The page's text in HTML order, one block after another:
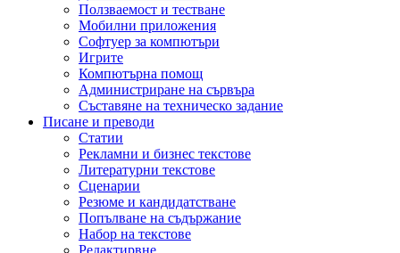
Ползваемост и тестване
Мобилни приложения
Софтуер за компютъри
Игрите
Компютърна помощ
Администриране на сървъра
Съставяне на техническо задание
Писане и преводи
Статии
Рекламни и бизнес текстове
Литературни текстове
Сценарии
Резюме и кандидатстване
Попълване на съдържание
Набор на текстове
Редактирвне